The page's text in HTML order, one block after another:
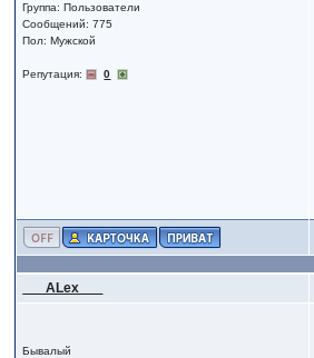
Группа: Пользователи
Сообщений: 775
Пол: Мужской
Репутация: 0
___ALex___
Бывалый